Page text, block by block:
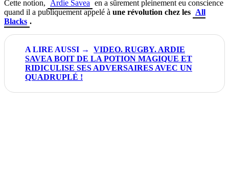
Cette notion,
Ardie Savea en a sûrement pleinement eu conscience
quand il a publiquement appelé à une révolution chez les All
Blacks .
VIDEO. RUGBY. ARDIE
SAVEA BOIT DE LA POTION MAGIQUE ET
RIDICULISE SES ADVERSAIRES AVEC UN
QUADRUPLÉ !